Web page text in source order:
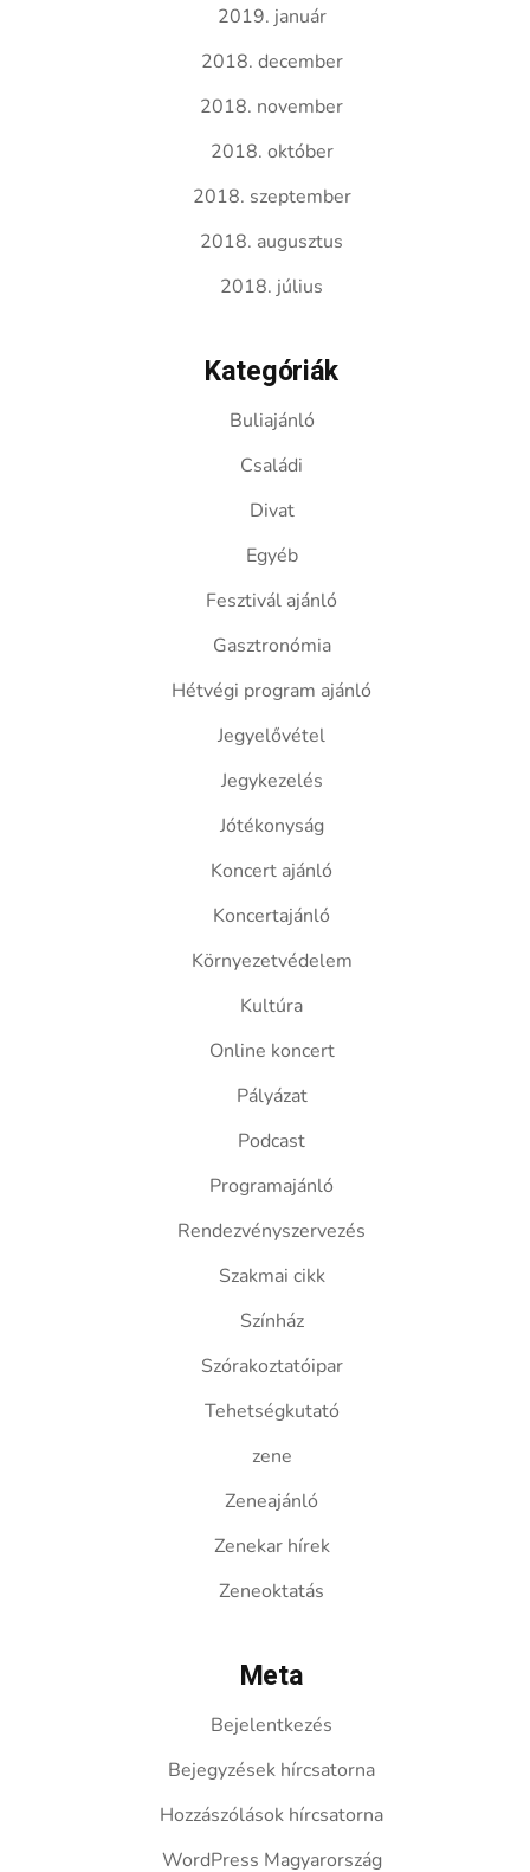
2019. január
2018. december
2018. november
2018. október
2018. szeptember
2018. augusztus
2018. július
Kategóriák
Buliajánló
Családi
Divat
Egyéb
Fesztivál ajánló
Gasztronómia
Hétvégi program ajánló
Jegyelővétel
Jegykezelés
Jótékonyság
Koncert ajánló
Koncertajánló
Környezetvédelem
Kultúra
Online koncert
Pályázat
Podcast
Programajánló
Rendezvényszervezés
Szakmai cikk
Színház
Szórakoztatóipar
Tehetségkutató
zene
Zeneajánló
Zenekar hírek
Zeneoktatás
Meta
Bejelentkezés
Bejegyzések hírcsatorna
Hozzászólások hírcsatorna
WordPress Magyarország